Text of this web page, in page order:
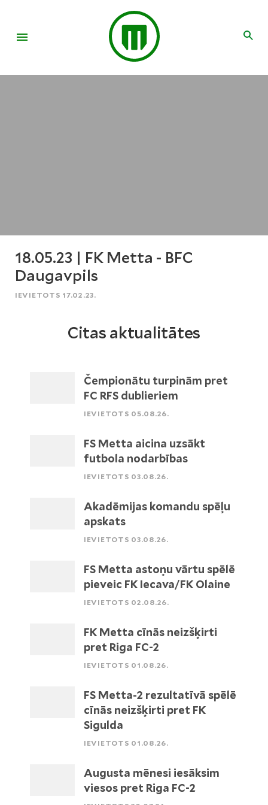
18.05.23 | FK Metta - BFC
Daugavpils
IEVIETOTS 17.02.23.
Citas aktualitātes
Čempionātu turpinām pret
FC RFS dublieriem
IEVIETOTS 05.08.26.
FS Metta aicina uzsākt
futbola nodarbības
IEVIETOTS 03.08.26.
Akadēmijas komandu spēļu
apskats
IEVIETOTS 03.08.26.
FS Metta astoņu vārtu spēlē
pieveic FK Iecava/FK Olaine
IEVIETOTS 02.08.26.
FK Metta cīnās neizšķirti
pret Riga FC-2
IEVIETOTS 01.08.26.
FS Metta-2 rezultatīvā spēlē
cīnās neizšķirti pret FK
Sigulda
IEVIETOTS 01.08.26.
Augusta mēnesi iesāksim
viesos pret Riga FC-2